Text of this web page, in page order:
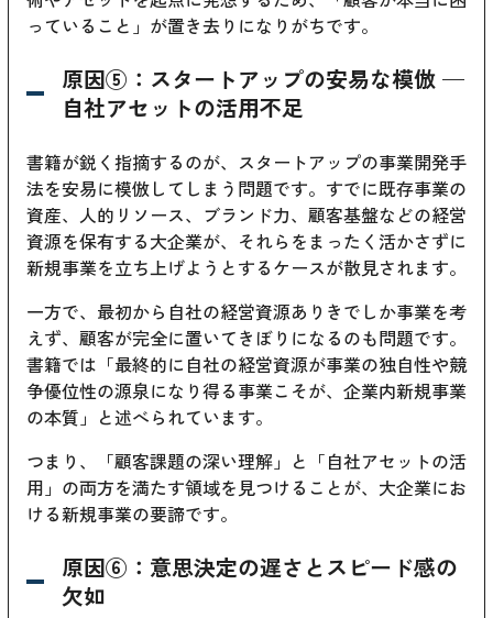
っていること」が置き去りになりがちです。
原因⑤：スタートアップの安易な模倣 —
自社アセットの活用不足
書籍が鋭く指摘するのが、スタートアップの事業開発手
法を安易に模倣してしまう問題です。すでに既存事業の
資産、人的リソース、ブランド力、顧客基盤などの経営
資源を保有する大企業が、それらをまったく活かさずに
新規事業を立ち上げようとするケースが散見されます。
一方で、最初から自社の経営資源ありきでしか事業を考
えず、顧客が完全に置いてきぼりになるのも問題です。
書籍では「最終的に自社の経営資源が事業の独自性や競
争優位性の源泉になり得る事業こそが、企業内新規事業
の本質」と述べられています。
つまり、「顧客課題の深い理解」と「自社アセットの活
用」の両方を満たす領域を見つけることが、大企業にお
ける新規事業の要諦です。
原因⑥：意思決定の遅さとスピード感の
欠如